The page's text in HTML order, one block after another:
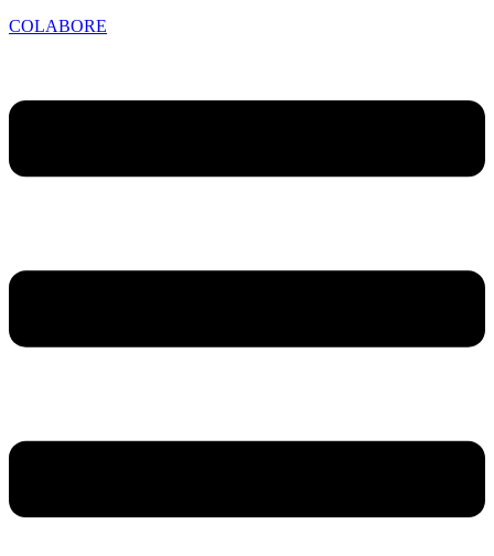
COLABORE